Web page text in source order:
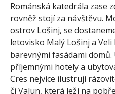
Románská katedrála zase
rovněž stojí za návštěvu.
ostrov Lošinj, se
letovisko Malý Lošinj a Veli
barevnými fasádami domů.
příjemnými hotely a
Cres nejvíce ilustrují
či Valun, která leží na